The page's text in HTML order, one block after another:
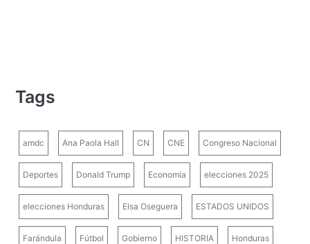
Tags
amdc Ana Paola Hall CN CNE Congreso Nacional
Deportes Donald Trump Economía elecciones 2025
elecciones Honduras Elsa Oseguera ESTADOS UNIDOS
Farándula Fútbol Gobierno HISTORIA Honduras